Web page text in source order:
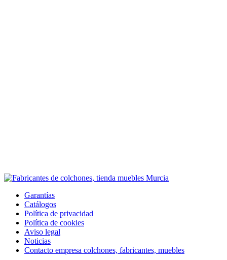
Garantías
Catálogos
Política de privacidad
Política de cookies
Aviso legal
Noticias
Contacto empresa colchones, fabricantes, muebles